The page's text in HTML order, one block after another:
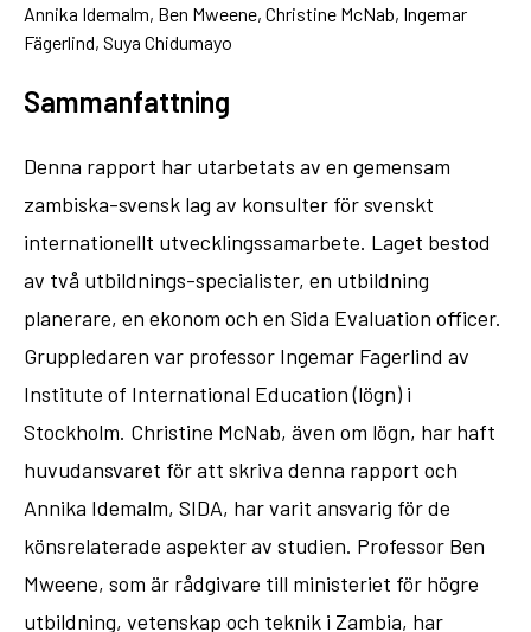
Annika Idemalm, Ben Mweene, Christine McNab, Ingemar
Fägerlind, Suya Chidumayo
Sammanfattning
Denna rapport har utarbetats av en gemensam
zambiska-svensk lag av konsulter för svenskt
internationellt utvecklingssamarbete. Laget bestod
av två utbildnings-specialister, en utbildning
planerare, en ekonom och en Sida Evaluation officer.
Gruppledaren var professor Ingemar Fagerlind av
Institute of International Education (lögn) i
Stockholm. Christine McNab, även om lögn, har haft
huvudansvaret för att skriva denna rapport och
Annika Idemalm, SIDA, har varit ansvarig för de
könsrelaterade aspekter av studien. Professor Ben
Mweene, som är rådgivare till ministeriet för högre
utbildning, vetenskap och teknik i Zambia, har